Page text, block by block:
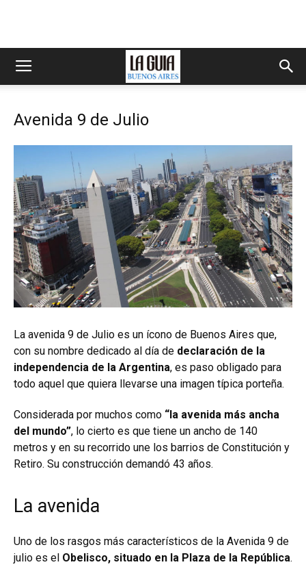
Avenida 9 de Julio
La avenida 9 de Julio es un ícono de Buenos Aires que,
con su nombre dedicado al día de declaración de la
independencia de la Argentina, es paso obligado para
todo aquel que quiera llevarse una imagen típica porteña.
Considerada por muchos como “la avenida más ancha
del mundo”, lo cierto es que tiene un ancho de 140
metros y en su recorrido une los barrios de Constitución y
Retiro. Su construcción demandó 43 años.
La avenida
Uno de los rasgos más característicos de la Avenida 9 de
julio es el Obelisco, situado en la Plaza de la República.